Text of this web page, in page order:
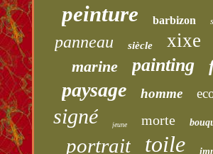
peinture barbizon
panneau siècle xixe
marine painting
paysage homme
signé jeune morte
portrait toile